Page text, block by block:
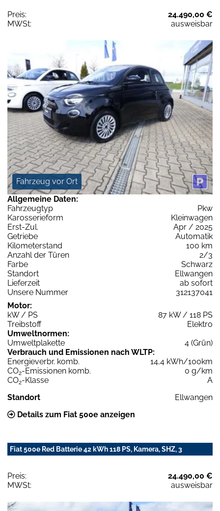
Preis:
24.490,00 €
MWSt:
ausweisbar
Fahrzeug vor Ort
Allgemeine Daten:
Fahrzeugtyp
Pkw
Karosserieform
Kleinwagen
Erst-Zul.
Apr / 2025
Getriebe
Automatik
Kilometerstand
100 km
Anzahl der Türen
2/3
Farbe
Schwarz
Standort
Ellwangen
Lieferzeit
ab sofort
Unsere Nummer
312137041
Motor:
kW / PS
87 kW / 118 PS
Treibstoff
Elektro
Umweltnormen:
Umweltplakette
4 (Grün)
Verbrauch und Emissionen nach WLTP:
Energieverbr. komb.
14,4 kWh/100km
CO2-Emissionen komb.
0 g/km
CO2-Klasse
A
Standort
Ellwangen
Details zum Fiat 500e anzeigen
Fiat 500e Red Batterie 42 kWh 118 PS, Kamera, SHZ, 3
Preis:
24.490,00 €
MWSt:
ausweisbar